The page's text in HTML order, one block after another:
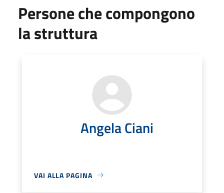
Persone che compongono
la struttura
Angela Ciani
VAI ALLA PAGINA